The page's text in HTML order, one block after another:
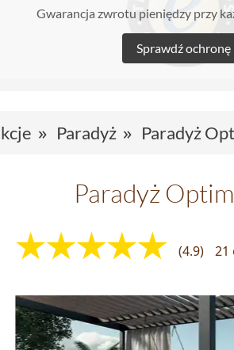
Gwarancja zwrotu pieniędzy przy
Sprawdź ochronę
Paradyż Paradyż
Paradyż
(4.9) 21